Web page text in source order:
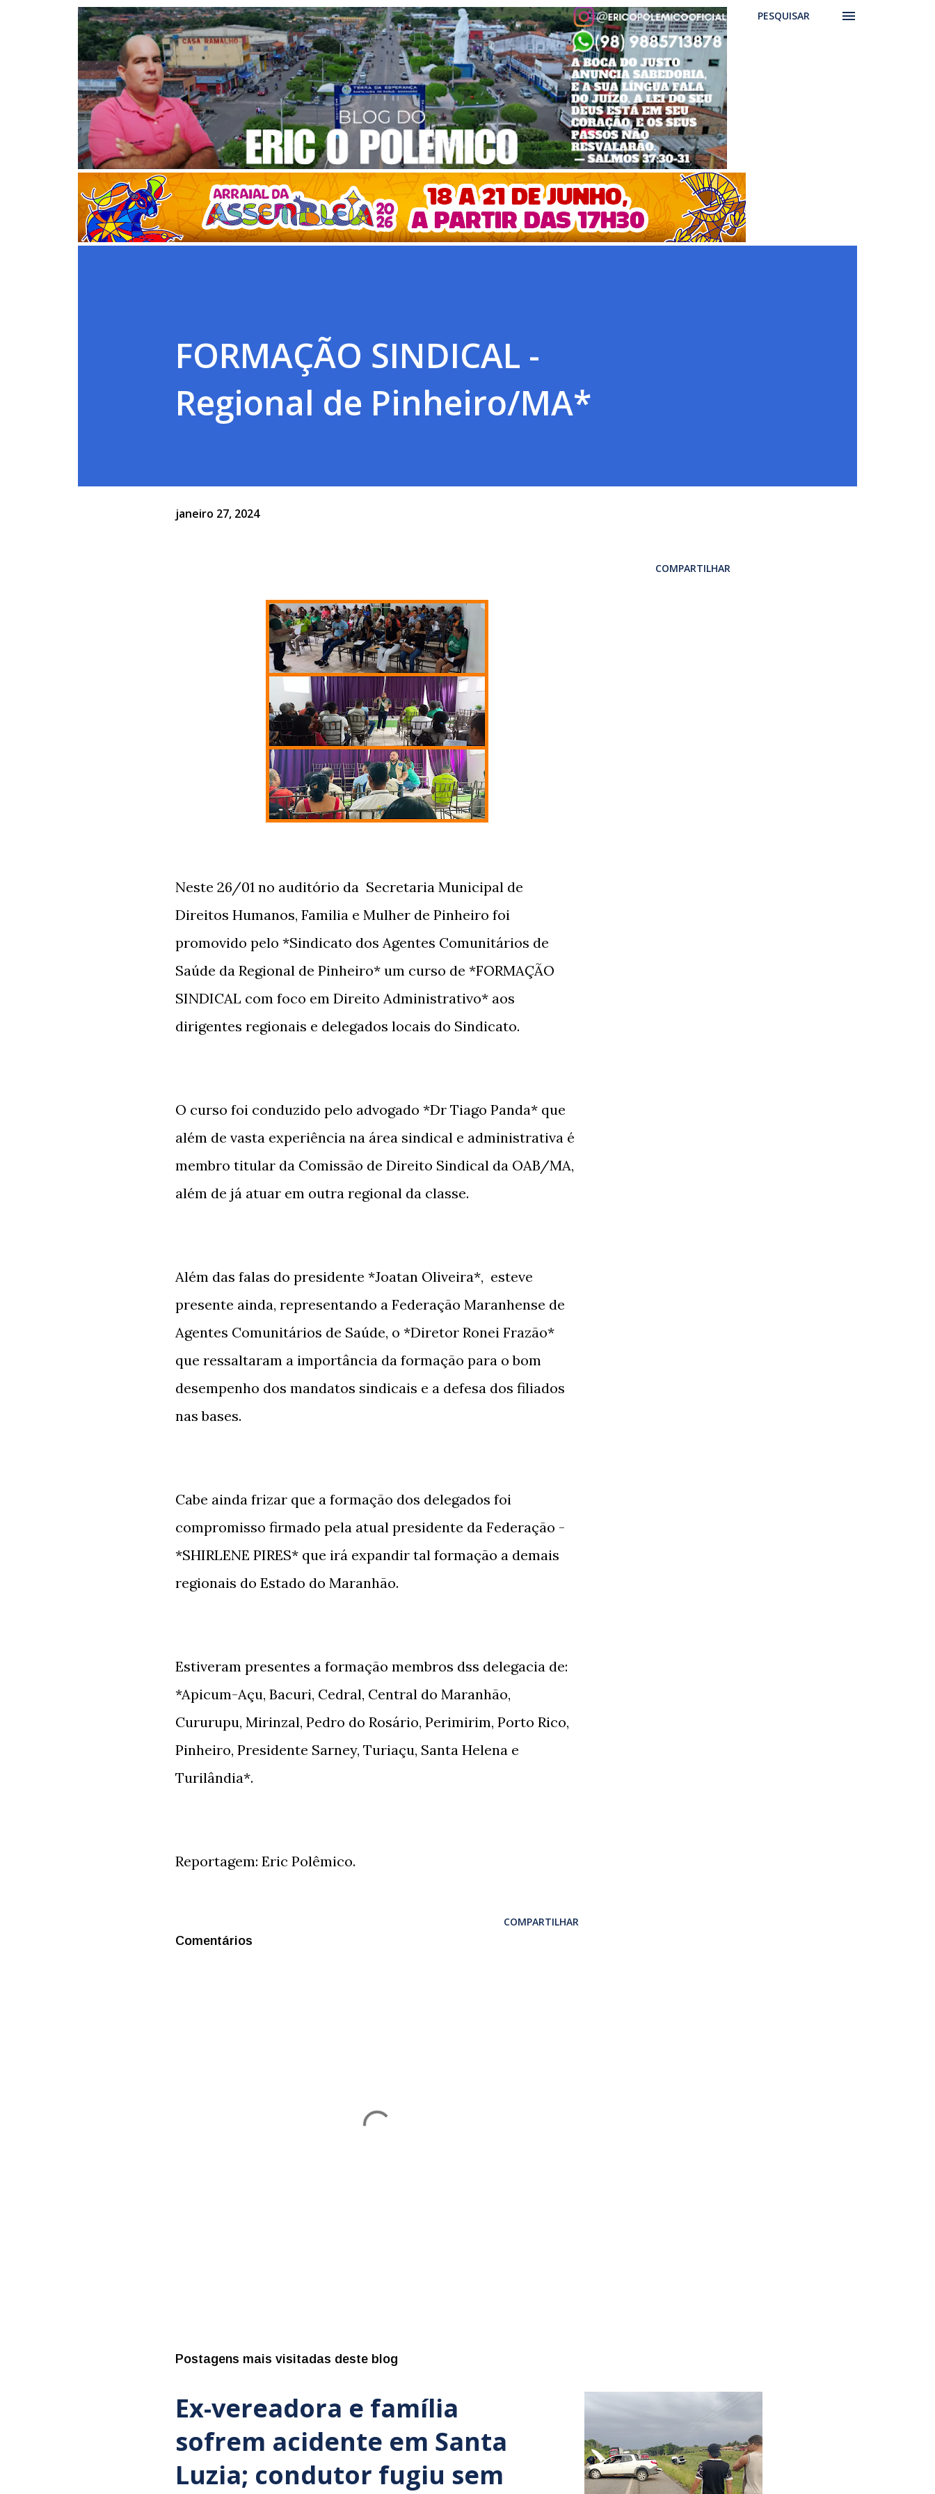
Pular para o conteúdo principal PESQUISAR
FORMAÇÃO SINDICAL -
Regional de Pinheiro/MA*
janeiro 27, 2024
Neste 26/01 no auditório da Secretaria Municipal de
Direitos Humanos, Familia e Mulher de Pinheiro foi
promovido pelo *Sindicato dos Agentes Comunitários de
Saúde da Regional de Pinheiro* um curso de *FORMAÇÃO
SINDICAL com foco em Direito Administrativo* aos
dirigentes regionais e delegados locais do Sindicato.
O curso foi conduzido pelo advogado *Dr Tiago Panda* que
além de vasta experiência na área sindical e administrativa é
membro titular da Comissão de Direito Sindical da OAB/MA,
além de já atuar em outra regional da classe.
Além das falas do presidente *Joatan Oliveira*, esteve
presente ainda, representando a Federação Maranhense de
Agentes Comunitários de Saúde, o *Diretor Ronei Frazão*
que ressaltaram a importância da formação para o bom
desempenho dos mandatos sindicais e a defesa dos filiados
nas bases.
Cabe ainda frizar que a formação dos delegados foi
compromisso firmado pela atual presidente da Federação -
*SHIRLENE PIRES* que irá expandir tal formação a demais
regionais do Estado do Maranhão.
Estiveram presentes a formação membros dss delegacia de:
*Apicum-Açu, Bacuri, Cedral, Central do Maranhão,
Cururupu, Mirinzal, Pedro do Rosário, Perimirim, Porto Rico,
Pinheiro, Presidente Sarney, Turiaçu, Santa Helena e
Turilândia*.
Reportagem: Eric Polêmico.
COMPARTILHAR
COMPARTILHAR
Comentários
Postagens mais visitadas deste blog
Ex-vereadora e família
sofrem acidente em Santa
Luzia; condutor fugiu sem